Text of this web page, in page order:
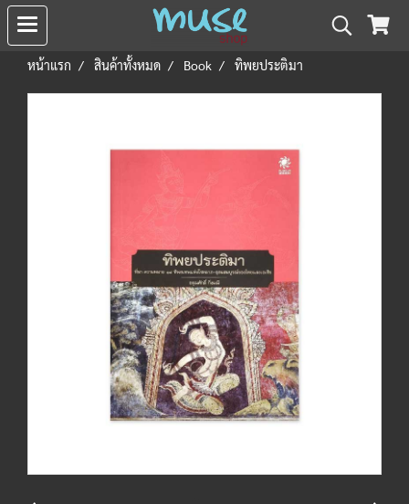
หน้าแรก สินค้าทั้งหมด Book ทิพยประติมา